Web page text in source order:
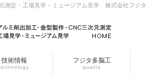
測定・工場見学・ミュージアム見学 株式会社フジタ
技術情報 フジタ多脳工
quality